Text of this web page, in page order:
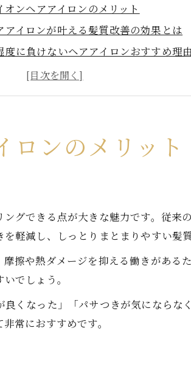
ンヘアアイロンのメリット
アイロンが叶える髪質改善の効果とは
度に負けないヘアアイロンおすすめ理
アイロンの家電量販店体験談を紹介
防止に最適なイオンヘアアイロン活用
ングに最適な最新モデル集
ンジに強いイオンヘアアイロン最新事
イオンヘアアイロンで手軽なセット術
後れ毛を整えるイオンヘアアイロン活
毛ヘアアイロンはどこで買える？
アアイロン活用術
ぶイオンヘアアイロンおすすめ法
にも対応するイオンヘアアイロンの特
つき髪へのイオンヘアアイロン対策
ロンのメリット
グできる点が大きな魅力です。従来
軽減し、しっとりまとまりやすい髪
擦や熱ダメージを抑える働きがある
でしょう。
くなった」「パサつきが気にならな
常におすすめです。